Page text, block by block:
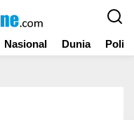
Nasional Dunia